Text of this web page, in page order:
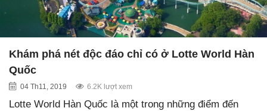
Khám phá nét độc đáo chỉ có ở Lotte World Hàn
Quốc
04 Th11, 2019 6.2K lượt xem
Lotte World Hàn Quốc là một trong những điểm đến